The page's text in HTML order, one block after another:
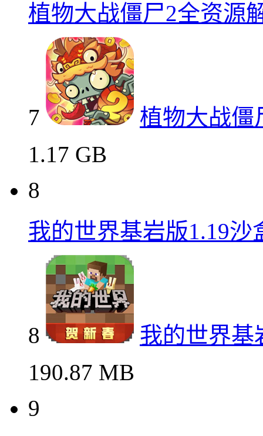
植物大战僵尸2全资源
7
植物大战僵
1.17 GB
8
我的世界基岩版1.19沙
8
我的世界基
190.87 MB
9